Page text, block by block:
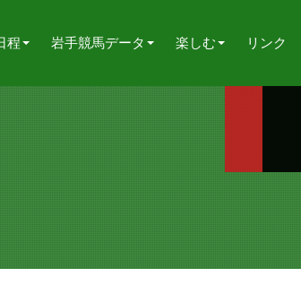
程 岩手競馬データ 楽しむ リンク